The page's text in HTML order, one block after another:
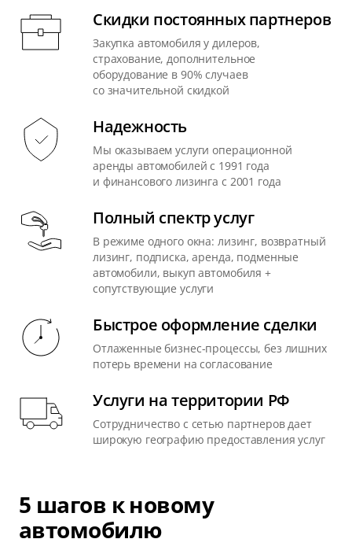
Скидки постоянных партнеров
Закупка автомобиля у дилеров,
страхование, дополнительное
оборудование в 90% случаев
со значительной скидкой
Надежность
Мы оказываем услуги операционной
аренды автомобилей с 1991 года
и финансового лизинга с 2001 года
Полный спектр услуг
В режиме одного окна: лизинг, возвратный
лизинг, подписка, аренда, подменные
автомобили, выкуп автомобиля +
сопутствующие услуги
Быстрое оформление сделки
Отлаженные бизнес-процессы, без лишних
потерь времени на согласование
Услуги на территории РФ
Сотрудничество с сетью партнеров дает
широкую географию предоставления услуг
5 шагов к новому
автомобилю